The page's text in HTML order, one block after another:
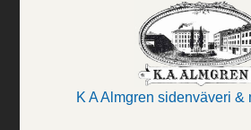
K A Almgren sidenväveri &